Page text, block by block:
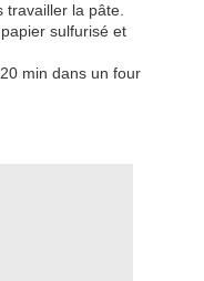
la pâte.
sulfurisé et
min dans un four